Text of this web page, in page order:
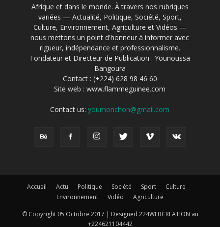
Afrique et dans le monde. À travers nos rubriques
variées — Actualité, Politique, Société, Sport,
Culture, Environnement, Agriculture et Vidéos —
nous mettons un point d'honneur à informer avec
rigueur, indépendance et professionnalisme.
Fondateur et Directeur de Publication : Younoussa
Bangoura
Contact : (+224) 628 98 46 60
Site web : www.flammeguinee.com
Contact us:youmonchon@gmail.com
Accueil Actu Politique Société Sport
Culture
Environnement
Vidéo Agriculture
© Copyright 05 Octobre 2017 | Designed 224WEBCREATION au
+224621104442